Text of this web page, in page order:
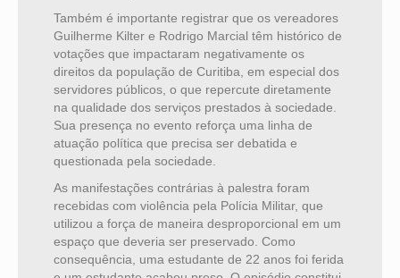
Também é importante registrar que os vereadores
Guilherme Kilter e Rodrigo Marcial têm histórico de
votações que impactaram negativamente os
direitos da população de Curitiba, em especial dos
servidores públicos, o que repercute diretamente
na qualidade dos serviços prestados à sociedade.
Sua presença no evento reforça uma linha de
atuação política que precisa ser debatida e
questionada pela sociedade.
As manifestações contrárias à palestra foram
recebidas com violência pela Polícia Militar, que
utilizou a força de maneira desproporcional em um
espaço que deveria ser preservado. Como
consequência, uma estudante de 22 anos foi ferida